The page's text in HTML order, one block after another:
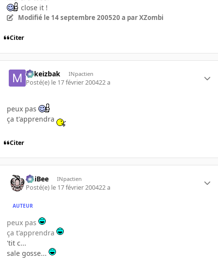
close it !
Modifié le 14 septembre 200520 a par XZombi
Citer
Mikeizbak INpactien
Posté(e) le 17 février 200422 a
peux pas
ça t'apprendra
Citer
PhiBee INpactien
Posté(e) le 17 février 200422 a
AUTEUR
peux pas
ça t'apprendra
'tit c...
sale gosse...